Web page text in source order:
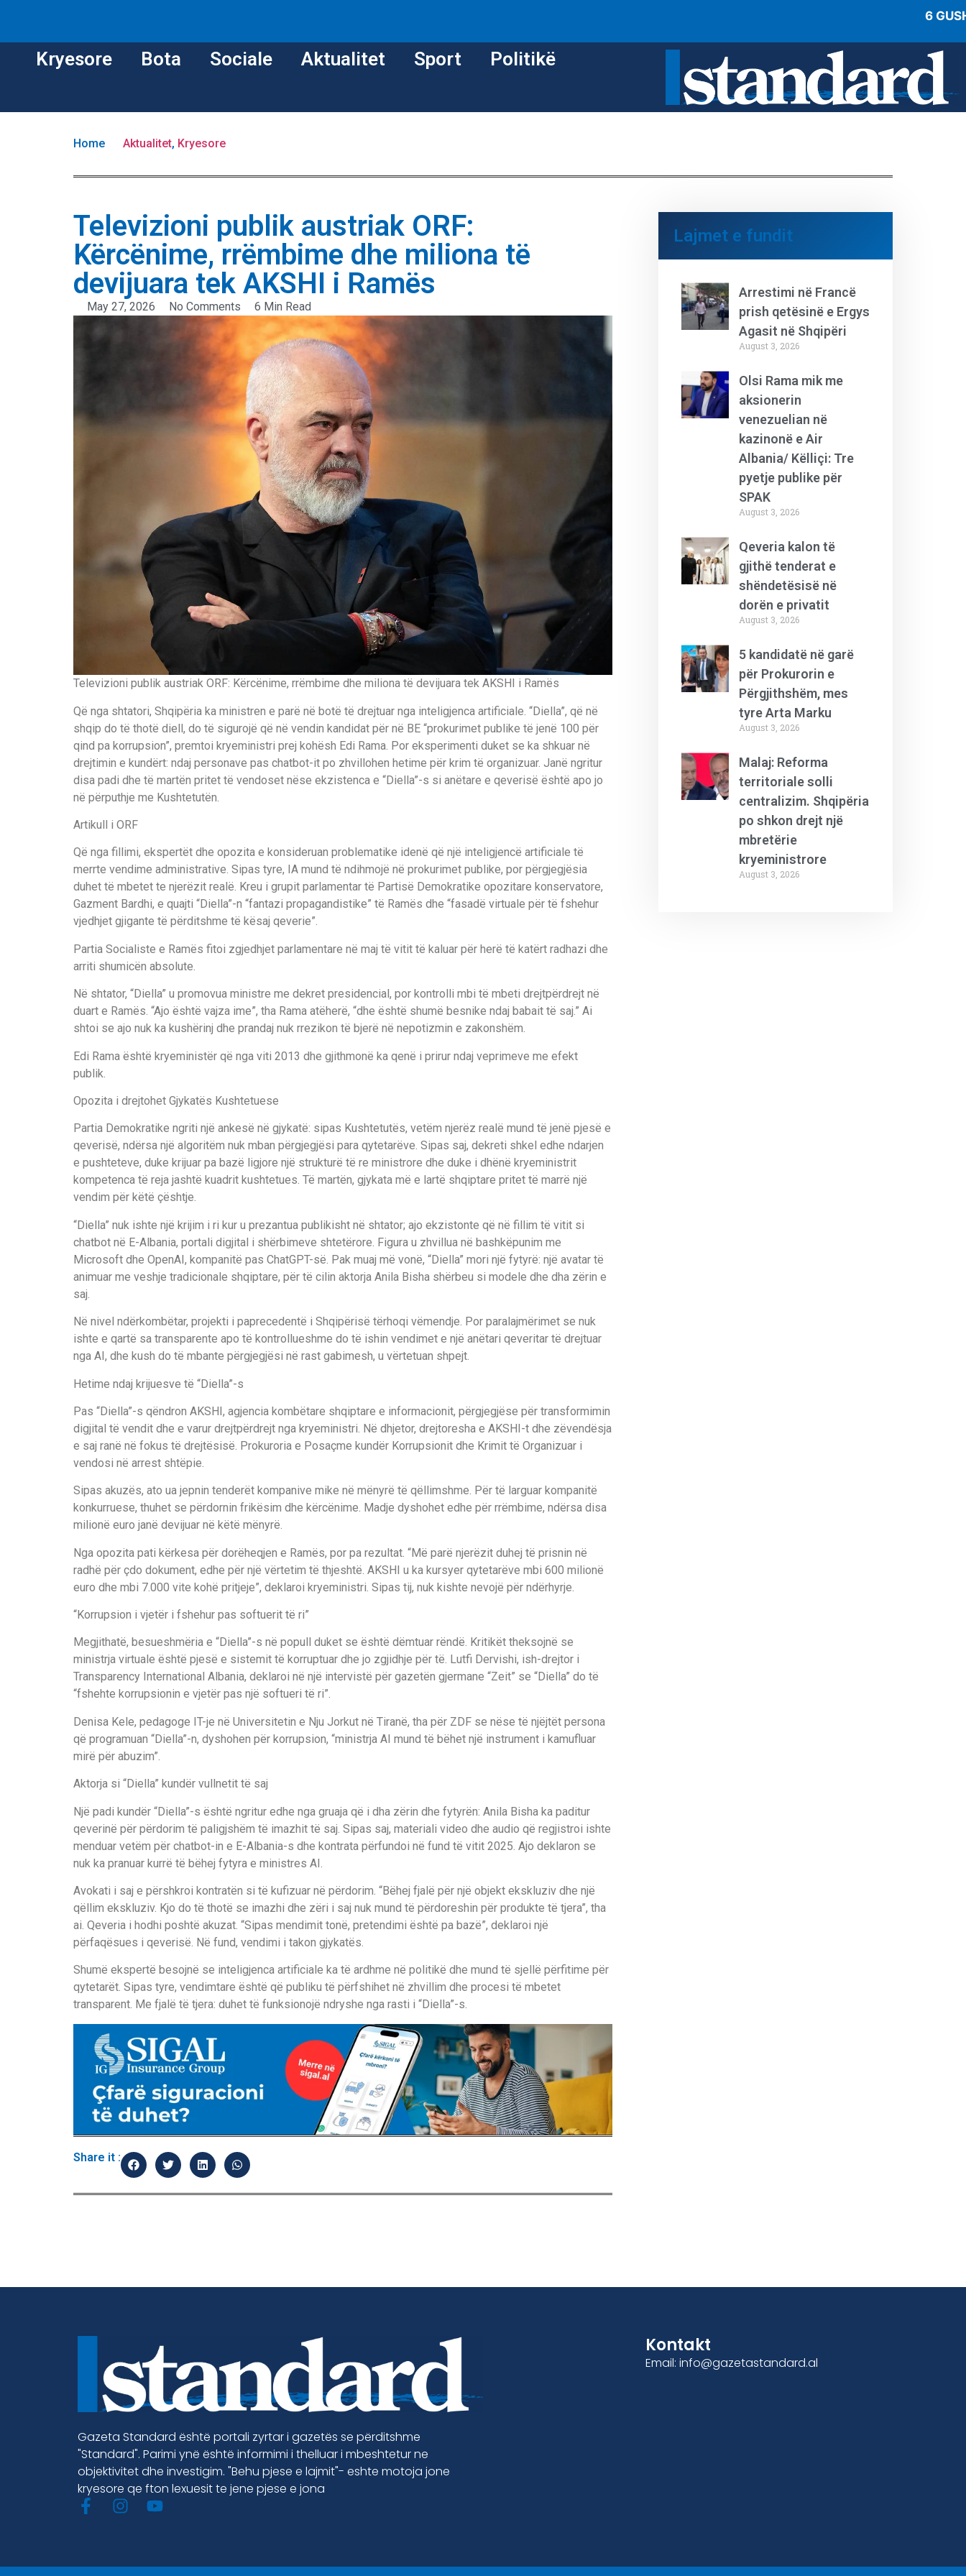
6
Kryesore Bota Sociale Aktualitet Sport Politikë
Home Aktualitet, Kryesore
Televizioni publik austriak ORF:
Kërcënime, rrëmbime dhe miliona të
devijuara tek AKSHI i Ramës
May 27, 2026 No Comments 6 Min Read
Televizioni publik austriak ORF: Kërcënime, rrëmbime dhe miliona të devijuara tek AKSHI i Ramës
Që nga shtatori, Shqipëria ka ministren e parë në botë të drejtuar nga inteligjenca artificiale. “Diella”, që në
shqip do të thotë diell, do të sigurojë që në vendin kandidat për në BE “prokurimet publike të jenë 100 për
qind pa korrupsion”, premtoi kryeministri prej kohësh Edi Rama. Por eksperimenti duket se ka shkuar në
drejtimin e kundërt: ndaj personave pas chatbot-it po zhvillohen hetime për krim të organizuar. Janë ngritur
disa padi dhe të martën pritet të vendoset nëse ekzistenca e “Diella”-s si anëtare e qeverisë është apo jo
në përputhje me Kushtetutën.
Artikull i ORF
Që nga fillimi, ekspertët dhe opozita e konsideruan problematike idenë që një inteligjencë artificiale të
merrte vendime administrative. Sipas tyre, IA mund të ndihmojë në prokurimet publike, por përgjegjësia
duhet të mbetet te njerëzit realë. Kreu i grupit parlamentar të Partisë Demokratike opozitare konservatore,
Gazment Bardhi, e quajti “Diella”-n “fantazi propagandistike” të Ramës dhe “fasadë virtuale për të fshehur
vjedhjet gjigante të përditshme të kësaj qeverie”.
Partia Socialiste e Ramës fitoi zgjedhjet parlamentare në maj të vitit të kaluar për herë të katërt radhazi dhe
arriti shumicën absolute.
Në shtator, “Diella” u promovua ministre me dekret presidencial, por kontrolli mbi të mbeti drejtpërdrejt në
duart e Ramës. “Ajo është vajza ime”, tha Rama atëherë, “dhe është shumë besnike ndaj babait të saj.” Ai
shtoi se ajo nuk ka kushërinj dhe prandaj nuk rrezikon të bjerë në nepotizmin e zakonshëm.
Edi Rama është kryeministër që nga viti 2013 dhe gjithmonë ka qenë i prirur ndaj veprimeve me efekt
publik.
Opozita i drejtohet Gjykatës Kushtetuese
Partia Demokratike ngriti një ankesë në gjykatë: sipas Kushtetutës, vetëm njerëz realë mund të jenë pjesë e
qeverisë, ndërsa një algoritëm nuk mban përgjegjësi para qytetarëve. Sipas saj, dekreti shkel edhe ndarjen
e pushteteve, duke krijuar pa bazë ligjore një strukturë të re ministrore dhe duke i dhënë kryeministrit
kompetenca të reja jashtë kuadrit kushtetues. Të martën, gjykata më e lartë shqiptare pritet të marrë një
vendim për këtë çështje.
“Diella” nuk ishte një krijim i ri kur u prezantua publikisht në shtator; ajo ekzistonte që në fillim të vitit si
chatbot në E-Albania, portali digjital i shërbimeve shtetërore. Figura u zhvillua në bashkëpunim me
Microsoft dhe OpenAI, kompanitë pas ChatGPT-së. Pak muaj më vonë, “Diella” mori një fytyrë: një avatar të
animuar me veshje tradicionale shqiptare, për të cilin aktorja Anila Bisha shërbeu si modele dhe dha zërin e
saj.
Në nivel ndërkombëtar, projekti i paprecedentë i Shqipërisë tërhoqi vëmendje. Por paralajmërimet se nuk
ishte e qartë sa transparente apo të kontrollueshme do të ishin vendimet e një anëtari qeveritar të drejtuar
nga AI, dhe kush do të mbante përgjegjësi në rast gabimesh, u vërtetuan shpejt.
Hetime ndaj krijuesve të “Diella”-s
Pas “Diella”-s qëndron AKSHI, agjencia kombëtare shqiptare e informacionit, përgjegjëse për transformimin
digjital të vendit dhe e varur drejtpërdrejt nga kryeministri. Në dhjetor, drejtoresha e AKSHI-t dhe zëvendësja
e saj ranë në fokus të drejtësisë. Prokuroria e Posaçme kundër Korrupsionit dhe Krimit të Organizuar i
vendosi në arrest shtëpie.
Sipas akuzës, ato ua jepnin tenderët kompanive mike në mënyrë të qëllimshme. Për të larguar kompanitë
konkurruese, thuhet se përdornin frikësim dhe kërcënime. Madje dyshohet edhe për rrëmbime, ndërsa disa
milionë euro janë devijuar në këtë mënyrë.
Nga opozita pati kërkesa për dorëheqjen e Ramës, por pa rezultat. “Më parë njerëzit duhej të prisnin në
radhë për çdo dokument, edhe për një vërtetim të thjeshtë. AKSHI u ka kursyer qytetarëve mbi 600 milionë
euro dhe mbi 7.000 vite kohë pritjeje”, deklaroi kryeministri. Sipas tij, nuk kishte nevojë për ndërhyrje.
“Korrupsion i vjetër i fshehur pas softuerit të ri”
Megjithatë, besueshmëria e “Diella”-s në popull duket se është dëmtuar rëndë. Kritikët theksojnë se
ministrja virtuale është pjesë e sistemit të korruptuar dhe jo zgjidhje për të. Lutfi Dervishi, ish-drejtor i
Transparency International Albania, deklaroi në një intervistë për gazetën gjermane “Zeit” se “Diella” do të
“fshehte korrupsionin e vjetër pas një softueri të ri”.
Denisa Kele, pedagoge IT-je në Universitetin e Nju Jorkut në Tiranë, tha për ZDF se nëse të njëjtët persona
që programuan “Diella”-n, dyshohen për korrupsion, “ministrja AI mund të bëhet një instrument i kamufluar
mirë për abuzim”.
Aktorja si “Diella” kundër vullnetit të saj
Një padi kundër “Diella”-s është ngritur edhe nga gruaja që i dha zërin dhe fytyrën: Anila Bisha ka paditur
qeverinë për përdorim të paligjshëm të imazhit të saj. Sipas saj, materiali video dhe audio që regjistroi ishte
menduar vetëm për chatbot-in e E-Albania-s dhe kontrata përfundoi në fund të vitit 2025. Ajo deklaron se
nuk ka pranuar kurrë të bëhej fytyra e ministres AI.
Avokati i saj e përshkroi kontratën si të kufizuar në përdorim. “Bëhej fjalë për një objekt ekskluziv dhe një
qëllim ekskluziv. Kjo do të thotë se imazhi dhe zëri i saj nuk mund të përdoreshin për produkte të tjera”, tha
ai. Qeveria i hodhi poshtë akuzat. “Sipas mendimit tonë, pretendimi është pa bazë”, deklaroi një
përfaqësues i qeverisë. Në fund, vendimi i takon gjykatës.
Shumë ekspertë besojnë se inteligjenca artificiale ka të ardhme në politikë dhe mund të sjellë përfitime për
qytetarët. Sipas tyre, vendimtare është që publiku të përfshihet në zhvillim dhe procesi të mbetet
transparent. Me fjalë të tjera: duhet të funksionojë ndryshe nga rasti i “Diella”-s.
Share it :
Lajmet e fundit
Arrestimi në Francë
prish qetësinë e Ergys
Agasit në Shqipëri
August 3, 2026
Olsi Rama mik me
aksionerin
venezuelian në
kazinonë e Air
Albania/ Këlliçi: Tre
pyetje publike për
SPAK
August 3, 2026
Qeveria kalon të
gjithë tenderat e
shëndetësisë në
dorën e privatit
August 3, 2026
5 kandidatë në garë
për Prokurorin e
Përgjithshëm, mes
tyre Arta Marku
August 3, 2026
Malaj: Reforma
territoriale solli
centralizim. Shqipëria
po shkon drejt një
mbretërie
kryeministrore
August 3, 2026
Gazeta Standard është portali zyrtar i gazetës se përditshme
"Standard". Parimi ynë është informimi i thelluar i mbeshtetur ne
objektivitet dhe investigim. "Behu pjese e lajmit"- eshte motoja jone
kryesore qe fton lexuesit te jene pjese e jona
Kontakt
Email: info@gazetastandard.al